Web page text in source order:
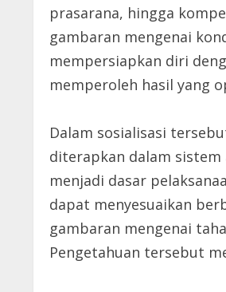
prasarana, hingga
gambaran mengenai
mempersiapkan diri
memperoleh hasil yang
Dalam sosialisasi
diterapkan dalam sistem
menjadi dasar
dapat menyesuaikan
gambaran mengenai
Pengetahuan tersebut